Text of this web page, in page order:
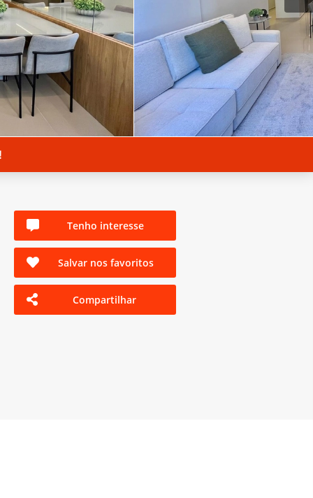
Tenho interesse
Salvar nos favoritos
Compartilhar